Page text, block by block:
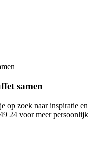
samen
op zoek naar inspiratie en
24 voor meer persoonlijk